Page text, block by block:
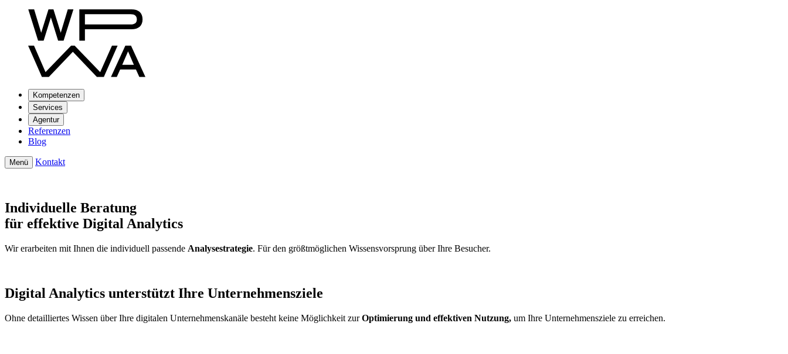
Kompetenzen
Services
Agentur
Referenzen
Blog
Menü Kontakt
Individuelle Beratung
für effektive Digital Analytics
Wir erarbeiten mit Ihnen die individuell passende Analysestrategie. Für den größtmöglichen Wissensvorsprung über Ihre Besucher.
Digital Analytics unterstützt Ihre Unternehmensziele
Ohne detailliertes Wissen über Ihre digitalen Unternehmenskanäle besteht keine Möglichkeit zurOptimierung und effektiven Nutzung, um Ihre Unternehmensziele zu erreichen.